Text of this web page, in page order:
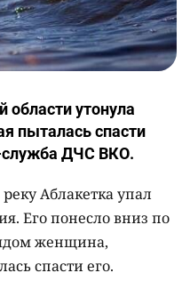
области утонула
пыталась спасти
служба ДЧС ВКО.
Аблакетка упал
Его понесло вниз по
женщина,
спасти его.